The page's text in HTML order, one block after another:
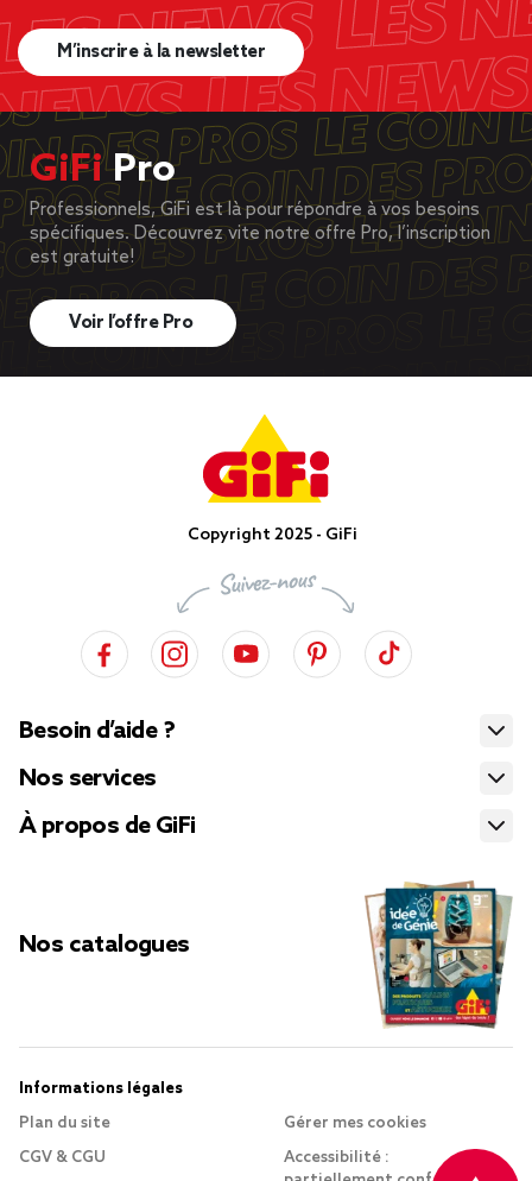
M’inscrire à la newsletter
GiFiPro
Professionnels, GiFi est là pour répondre à vos besoins
spécifiques. Découvrez vite notre offre Pro, l’inscription
est gratuite!
Voir l’offre Pro
Copyright 2025 - GiFi
Besoin d’aide ?
Nos services
À propos de GiFi
Nos catalogues
Informations légales
Plan du site
CGV & CGU
Gérer mes cookies
Accessibilité :